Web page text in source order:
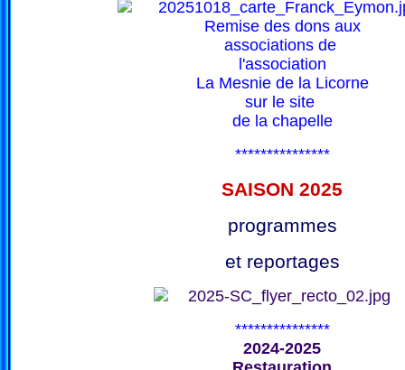
Remise des dons aux
associations de
l'association
La Mesnie de la Licorne
sur le site
de la chapelle
***************
SAISON 2025
programmes
et reportages
***************
2024-2025